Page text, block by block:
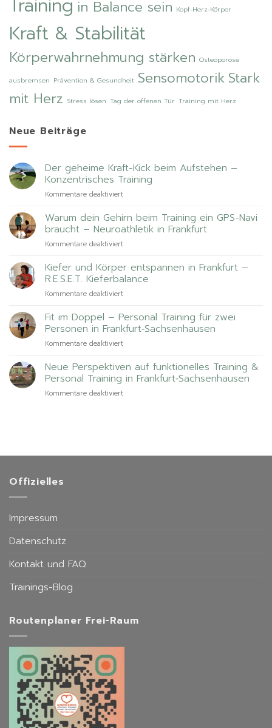
Training in Balance sein Kopf-Herz-Körper
Kraft & Stabilität
Körperwahrnehmung stärken Osteoporose
ausbremsen Prävention & Gesundheit Sensomotorik Stark
mit Herz Stress lösen Tag der offenen Tür Training mit Herz
Neue Beiträge
Der geheime Kraft-Kick beim Aufstehen –
Konzentrisches Training
Kommentare deaktiviertfür
geheime
Kraft-
Kick
beim
–
Konzentrisches
Warum dein Gehirn beim Training ein GPS-Navi
braucht – Neuroathletik in Frankfurt
Kommentare deaktiviertfür
dein
Gehirn
beim
Training
GPS-
Navi
–
in
Frankfurt
Kiefer und Körper entspannen in Frankfurt –
R.E.S.E.T. Kieferbalance
Kommentare deaktiviertfür
und
Körper
entspannen
in
–
R.E.S.E.T.
Fit im Doppel – Personal Training für zwei
Personen in Frankfurt‑Sachsenhausen
Kommentare deaktiviertfür
im
Doppel
–
Personal
Frankfurt‑Sachsenhausen
Neue Perspektiven auf funktionelles Training &
Personal Training in Frankfurt‑Sachsenhausen
Kommentare deaktiviertfür
&
Offizielles
Impressum
Datenschutz
Kontakt und FAQ
Trainings-Blog
Routenplaner Frei-Raum